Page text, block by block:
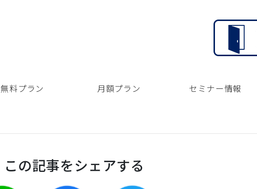
無料プラン 月額プラン セミナー情報
この記事をシェアする